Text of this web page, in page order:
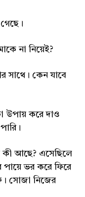
না নিয়েই?
সাথে। কেন যাবে
উপায় করে দাও
আছে? এসেছিলে
ভর করে ফিরে
সোজা নিজের